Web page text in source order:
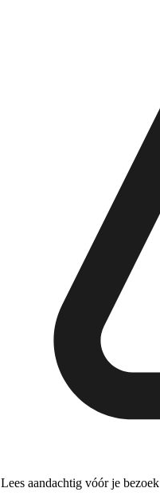
Lees aandachtig vóór je bezoek